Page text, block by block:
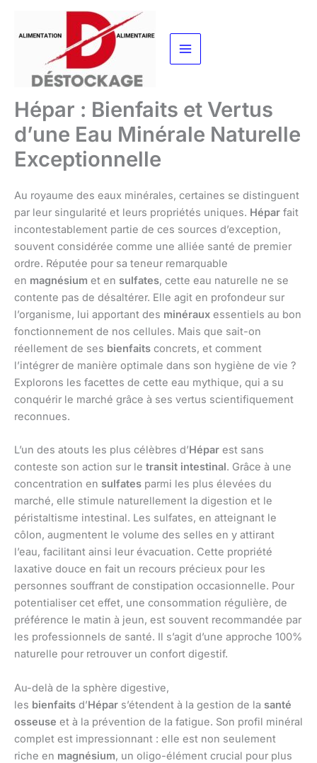
contenu
Hépar : Bienfaits et Vertus
d’une Eau Minérale Naturelle
Exceptionnelle
Au royaume des eaux minérales, certaines se distinguent
par leur singularité et leurs propriétés uniques. Hépar fait
incontestablement partie de ces sources d’exception,
souvent considérée comme une alliée santé de premier
ordre. Réputée pour sa teneur remarquable
en magnésium et en sulfates, cette eau naturelle ne se
contente pas de désaltérer. Elle agit en profondeur sur
l’organisme, lui apportant des minéraux essentiels au bon
fonctionnement de nos cellules. Mais que sait-on
réellement de ses bienfaits concrets, et comment
l’intégrer de manière optimale dans son hygiène de vie ?
Explorons les facettes de cette eau mythique, qui a su
conquérir le marché grâce à ses vertus scientifiquement
reconnues.
L’un des atouts les plus célèbres d’Hépar est sans
conteste son action sur le transit intestinal. Grâce à une
concentration en sulfates parmi les plus élevées du
marché, elle stimule naturellement la digestion et le
péristaltisme intestinal. Les sulfates, en atteignant le
côlon, augmentent le volume des selles en y attirant
l’eau, facilitant ainsi leur évacuation. Cette propriété
laxative douce en fait un recours précieux pour les
personnes souffrant de constipation occasionnelle. Pour
potentialiser cet effet, une consommation régulière, de
préférence le matin à jeun, est souvent recommandée par
les professionnels de santé. Il s’agit d’une approche 100%
naturelle pour retrouver un confort digestif.
Au-delà de la sphère digestive,
les bienfaits d’Hépar s’étendent à la gestion de la santé
osseuse et à la prévention de la fatigue. Son profil minéral
complet est impressionnant : elle est non seulement
riche en magnésium, un oligo-élément crucial pour plus